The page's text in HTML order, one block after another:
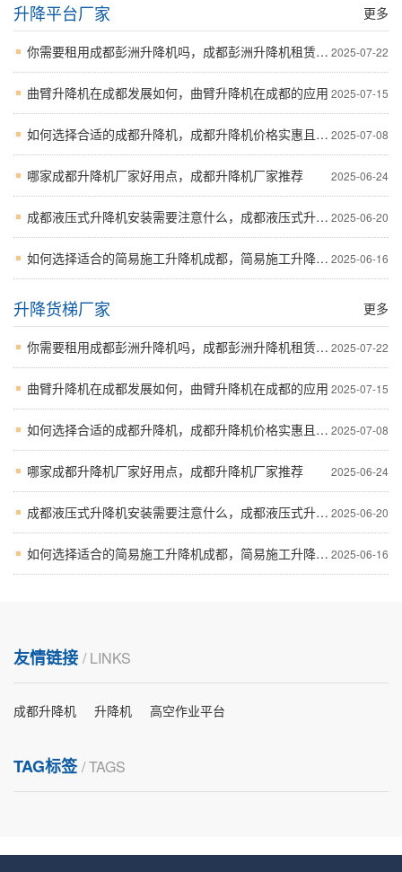
更多
升降平台厂家
2025-07-22
你需要租用成都彭洲升降机吗，成都彭洲升降机租赁详解
2025-07-15
曲臂升降机在成都发展如何，曲臂升降机在成都的应用
2025-07-08
如何选择合适的成都升降机，成都升降机价格实惠且质量有保障
2025-06-24
哪家成都升降机厂家好用点，成都升降机厂家推荐
2025-06-20
成都液压式升降机安装需要注意什么，成都液压式升降机安装步骤及注意事项
2025-06-16
如何选择适合的简易施工升降机成都，简易施工升降机成都的应用与技术细节介绍
更多
升降货梯厂家
2025-07-22
你需要租用成都彭洲升降机吗，成都彭洲升降机租赁详解
2025-07-15
曲臂升降机在成都发展如何，曲臂升降机在成都的应用
2025-07-08
如何选择合适的成都升降机，成都升降机价格实惠且质量有保障
2025-06-24
哪家成都升降机厂家好用点，成都升降机厂家推荐
2025-06-20
成都液压式升降机安装需要注意什么，成都液压式升降机安装步骤及注意事项
2025-06-16
如何选择适合的简易施工升降机成都，简易施工升降机成都的应用与技术细节介绍
友情链接 / LINKS
成都升降机 升降机 高空作业平台
TAG标签/ TAGS